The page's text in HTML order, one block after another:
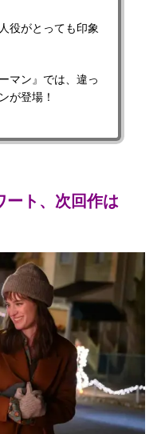
役がとっても印象
マン』では、違っ
が登場！
ト、次回作は